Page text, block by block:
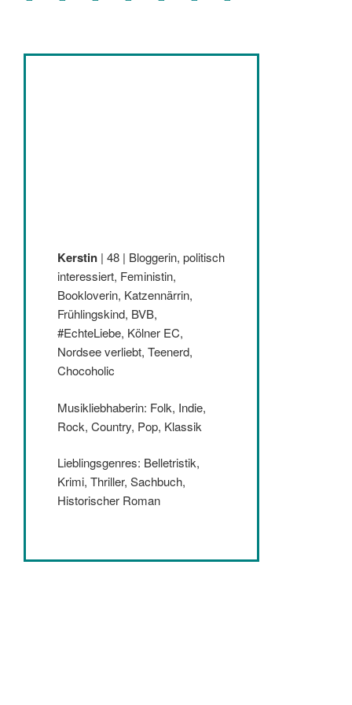
Kerstin | 48 | Bloggerin, politisch
interessiert, Feministin,
Bookloverin, Katzennärrin,
Frühlingskind, BVB,
#EchteLiebe, Kölner EC,
Nordsee verliebt, Teenerd,
Chocoholic
Musikliebhaberin: Folk, Indie,
Rock, Country, Pop, Klassik
Lieblingsgenres: Belletristik,
Krimi, Thriller, Sachbuch,
Historischer Roman